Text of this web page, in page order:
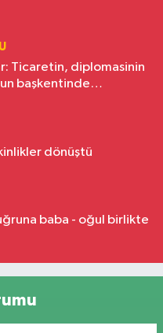
Ticaretin, diplomasinin
başkentinde
dönüştü
baba - oğul birlikte